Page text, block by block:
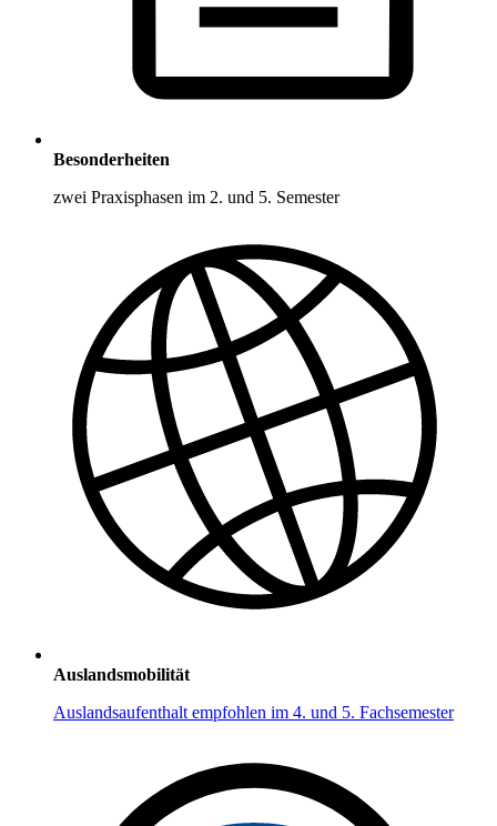
Besonderheiten
zwei Praxisphasen im 2. und 5. Semester
Auslandsmobilität
Auslandsaufenthalt empfohlen im 4. und 5. Fachsemester